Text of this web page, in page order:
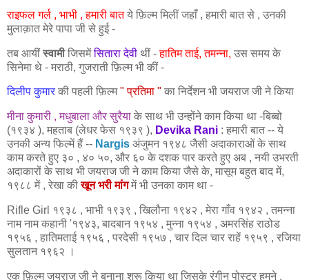
राइफलगर्ल , भाभी ,हमारी बातये फ़िल्म मिलीं जहाँ , हमारी बात से , उनकी
मुलाक़ात मेरे पापा जी से हुई -
तब आयींस्वामीजिसमेंसितारा देवी थीं -हातिम ताई, तमन्ना, उस समय के
सिनेमा थे - मराठी, गुजराती फ़िल्म भी कीं -
दिलीप कुमार की पहली फ़िल्म" प्रतिमा " का निर्देशन भी जयराज जी ने किया
मीना कुमारी , मधुबाला और सुरैया के साथ भी उन्होंने काम किया था -बिब्बो
(१९३४ ), महताब (लेधर फेस १९३९ ), Devika Rani : हमारी बात -- ये
उनकी अन्य फिल्में हैं -- Nargis अंजुमन १९४८ जैसी अदाकाराओं के साथ
काम करते हुए ३० , ४० ५०, और ६० के दशक पार करते हुए अब , नयी उभरती
अदाकारों के साथ भी जयराज जी ने काम किया जैसे के, मासूम बहुत बाद में,
१९८८ में , रेखा कीखून भरी मांगमें भी उनका काम था -
Rifle Girl १९३८ , भाभी १९३९ , खिलौना १९४२ , मेरा गाँव १९४२ , तमन्ना
नाम नाम कहानी '१९४३, बादबान १९५४ , मुन्ना १९५४ , अमरसिंह राठोड
१९५६ , हातिमताई १९५६ , परदेसी १९५७ , चार दिल चार राहें १९५९ , रजिया
सुलतान १९६२ ।
एक फ़िल्म जयराज जी ने बनाना शुरू किया था जिसके रंगीन पोस्टर हमने ,